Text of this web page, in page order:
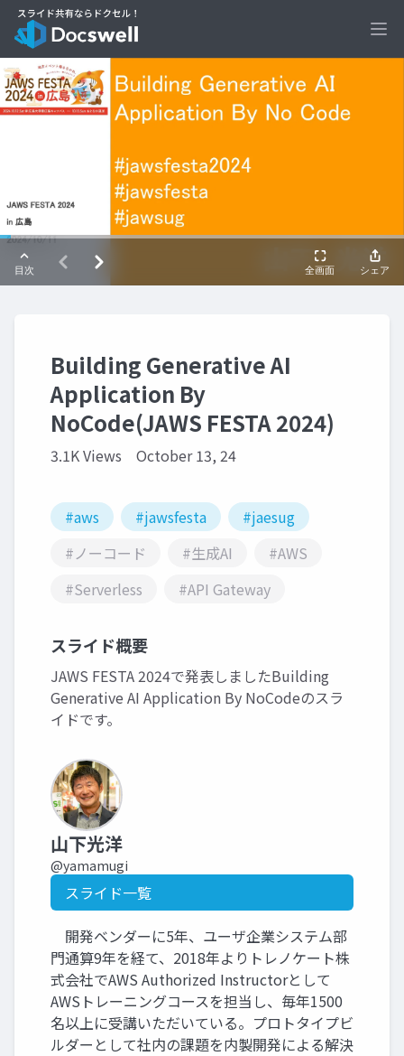
Building Generative AI
Application By
NoCode(JAWS FESTA 2024)
3.1K Views October 13, 24
#aws #jawsfesta
#jaesug
#ノーコード
#生成AI
#AWS
#Serverless
#API Gateway
スライド概要
JAWS FESTA 2024で発表しましたBuilding
Generative AI Application By NoCodeのスラ
イドです。
山下光洋
@yamamugi
スライド一覧
開発ベンダーに5年、ユーザ企業システム部
門通算9年を経て、2018年よりトレノケート株
式会社でAWS Authorized Instructorとして
AWSトレーニングコースを担当し、毎年1500
名以上に受講いただいている。プロトタイプビ
ルダーとして社内の課題を内製開発による解決